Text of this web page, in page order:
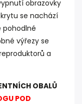
obrazovky
se nachází
pohodlné
výřezy se
a
OBALŮ
POD